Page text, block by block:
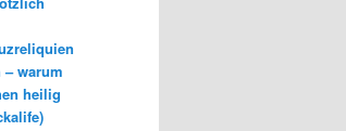
– warum
heilig